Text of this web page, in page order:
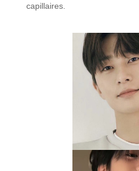
capillaires.